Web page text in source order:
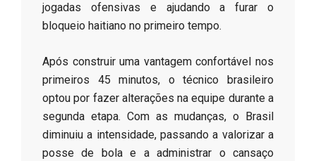
jogadas ofensivas e ajudando a furar o
bloqueio haitiano no primeiro tempo.
​Após construir uma vantagem confortável nos
primeiros 45 minutos, o técnico brasileiro
optou por fazer alterações na equipe durante a
segunda etapa. Com as mudanças, o Brasil
diminuiu a intensidade, passando a valorizar a
posse de bola e a administrar o cansaço